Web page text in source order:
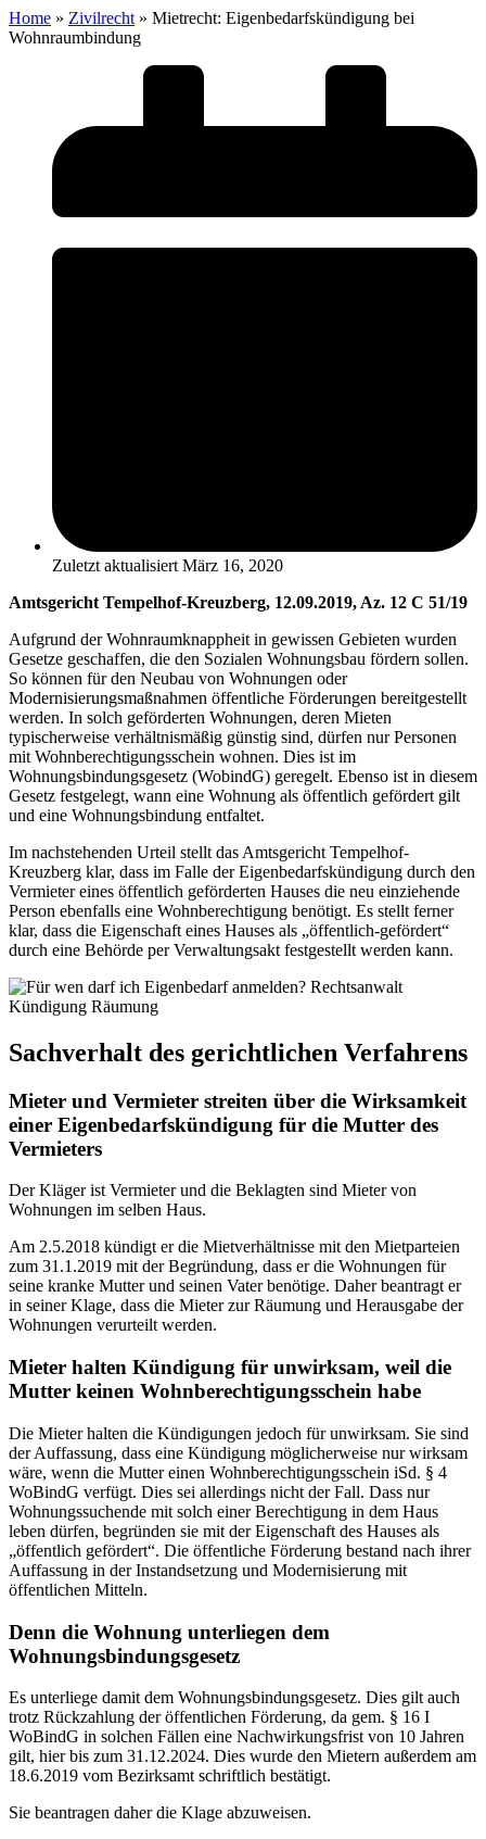
Home » Zivilrecht » Mietrecht: Eigenbedarfskündigung bei
Wohnraumbindung
Zuletzt aktualisiert März 16, 2020
Amtsgericht Tempelhof-Kreuzberg, 12.09.2019, Az. 12 C 51/19
Aufgrund der Wohnraumknappheit in gewissen Gebieten wurden
Gesetze geschaffen, die den Sozialen Wohnungsbau fördern sollen.
So können für den Neubau von Wohnungen oder
Modernisierungsmaßnahmen öffentliche Förderungen bereitgestellt
werden. In solch geförderten Wohnungen, deren Mieten
typischerweise verhältnismäßig günstig sind, dürfen nur Personen
mit Wohnberechtigungsschein wohnen. Dies ist im
Wohnungsbindungsgesetz (WobindG) geregelt. Ebenso ist in diesem
Gesetz festgelegt, wann eine Wohnung als öffentlich gefördert gilt
und eine Wohnungsbindung entfaltet.
Im nachstehenden Urteil stellt das Amtsgericht Tempelhof-
Kreuzberg klar, dass im Falle der Eigenbedarfskündigung durch den
Vermieter eines öffentlich geförderten Hauses die neu einziehende
Person ebenfalls eine Wohnberechtigung benötigt. Es stellt ferner
klar, dass die Eigenschaft eines Hauses als „öffentlich-gefördert“
durch eine Behörde per Verwaltungsakt festgestellt werden kann.
Sachverhalt des gerichtlichen Verfahrens
Mieter und Vermieter streiten über die Wirksamkeit
einer Eigenbedarfskündigung für die Mutter des
Vermieters
Der Kläger ist Vermieter und die Beklagten sind Mieter von
Wohnungen im selben Haus.
Am 2.5.2018 kündigt er die Mietverhältnisse mit den Mietparteien
zum 31.1.2019 mit der Begründung, dass er die Wohnungen für
seine kranke Mutter und seinen Vater benötige. Daher beantragt er
in seiner Klage, dass die Mieter zur Räumung und Herausgabe der
Wohnungen verurteilt werden.
Mieter halten Kündigung für unwirksam, weil die
Mutter keinen Wohnberechtigungsschein habe
Die Mieter halten die Kündigungen jedoch für unwirksam. Sie sind
der Auffassung, dass eine Kündigung möglicherweise nur wirksam
wäre, wenn die Mutter einen Wohnberechtigungsschein iSd. § 4
WoBindG verfügt. Dies sei allerdings nicht der Fall. Dass nur
Wohnungssuchende mit solch einer Berechtigung in dem Haus
leben dürfen, begründen sie mit der Eigenschaft des Hauses als
„öffentlich gefördert“. Die öffentliche Förderung bestand nach ihrer
Auffassung in der Instandsetzung und Modernisierung mit
öffentlichen Mitteln.
Denn die Wohnung unterliegen dem
Wohnungsbindungsgesetz
Es unterliege damit dem Wohnungsbindungsgesetz. Dies gilt auch
trotz Rückzahlung der öffentlichen Förderung, da gem. § 16 I
WoBindG in solchen Fällen eine Nachwirkungsfrist von 10 Jahren
gilt, hier bis zum 31.12.2024. Dies wurde den Mietern außerdem am
18.6.2019 vom Bezirksamt schriftlich bestätigt.
Sie beantragen daher die Klage abzuweisen.